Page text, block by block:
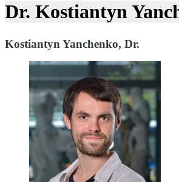
Dr. Kostiantyn
Kostiantyn Yanchenko, Dr.